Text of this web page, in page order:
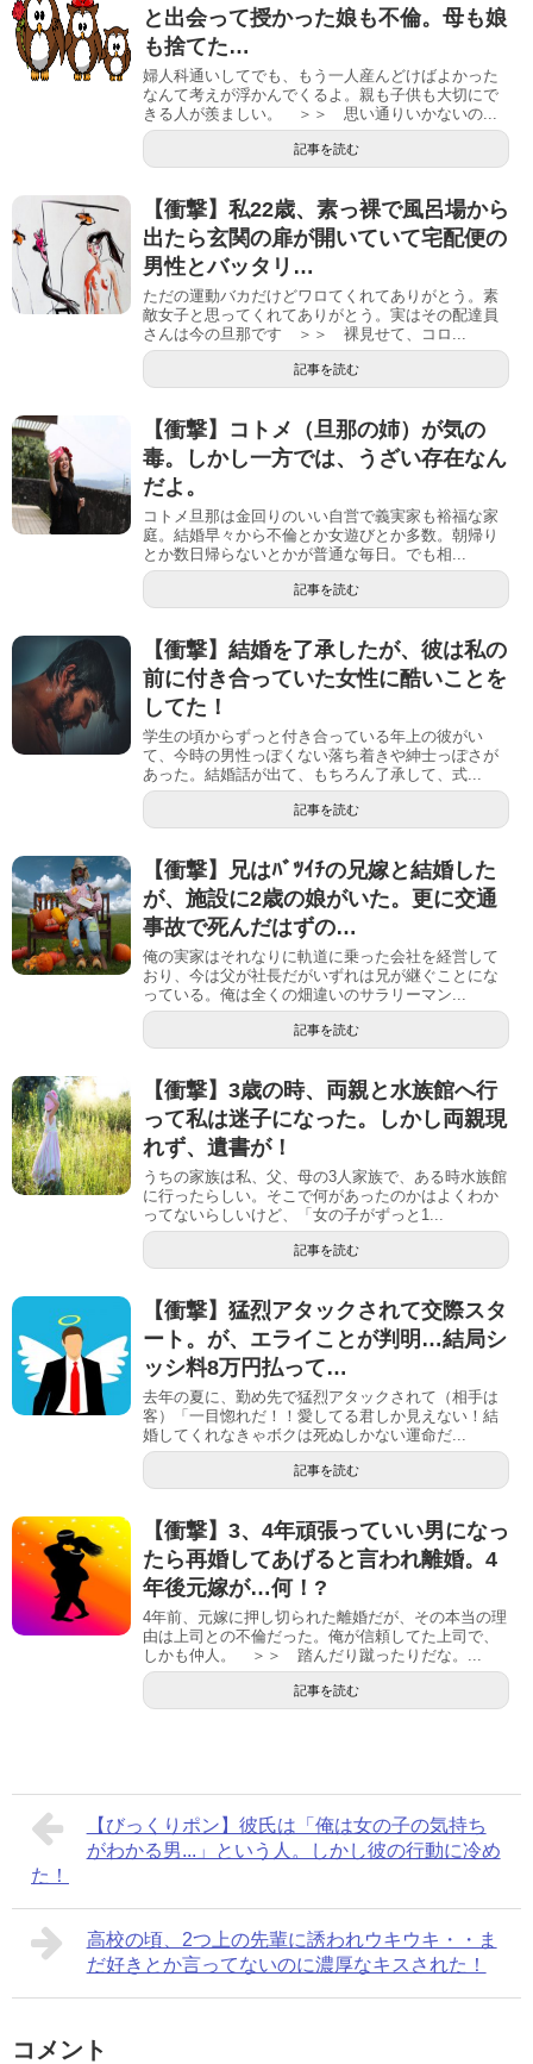
と出会って授かった娘も不倫。母も娘
も捨てた…
婦人科通いしてでも、もう一人産んどけばよかった
なんて考えが浮かんでくるよ。親も子供も大切にで
きる人が羨ましい。 ＞＞ 思い通りいかないの...
記事を読む
【衝撃】私22歳、素っ裸で風呂場から
出たら玄関の扉が開いていて宅配便の
男性とバッタリ…
ただの運動バカだけどワロてくれてありがとう。素
敵女子と思ってくれてありがとう。実はその配達員
さんは今の旦那です ＞＞ 裸見せて、コロ...
記事を読む
【衝撃】コトメ（旦那の姉）が気の
毒。しかし一方では、うざい存在なん
だよ。
コトメ旦那は金回りのいい自営で義実家も裕福な家
庭。結婚早々から不倫とか女遊びとか多数。朝帰り
とか数日帰らないとかが普通な毎日。でも相...
記事を読む
【衝撃】結婚を了承したが、彼は私の
前に付き合っていた女性に酷いことを
してた！
学生の頃からずっと付き合っている年上の彼がい
て、今時の男性っぽくない落ち着きや紳士っぽさが
あった。結婚話が出て、もちろん了承して、式...
記事を読む
【衝撃】兄はﾊﾞﾂｲﾁの兄嫁と結婚した
が、施設に2歳の娘がいた。更に交通
事故で死んだはずの…
俺の実家はそれなりに軌道に乗った会社を経営して
おり、今は父が社長だがいずれは兄が継ぐことにな
っている。俺は全くの畑違いのサラリーマン...
記事を読む
【衝撃】3歳の時、両親と水族館へ行
って私は迷子になった。しかし両親現
れず、遺書が！
うちの家族は私、父、母の3人家族で、ある時水族館
に行ったらしい。そこで何があったのかはよくわか
ってないらしいけど、「女の子がずっと1...
記事を読む
【衝撃】猛烈アタックされて交際スタ
ート。が、エライことが判明…結局シ
ッシ料8万円払って…
去年の夏に、勤め先で猛烈アタックされて（相手は
客）「一目惚れだ！！愛してる君しか見えない！結
婚してくれなきゃボクは死ぬしかない運命だ...
記事を読む
【衝撃】3、4年頑張っていい男になっ
たら再婚してあげると言われ離婚。4
年後元嫁が…何！?
4年前、元嫁に押し切られた離婚だが、その本当の理
由は上司との不倫だった。俺が信頼してた上司で、
しかも仲人。 ＞＞ 踏んだり蹴ったりだな。...
記事を読む
【びっくりポン】彼氏は「俺は女の子の気持ち
がわかる男...」という人。しかし彼の行動に冷め
た！
高校の頃、2つ上の先輩に誘われウキウキ・・ま
だ好きとか言ってないのに濃厚なキスされた！
コメント